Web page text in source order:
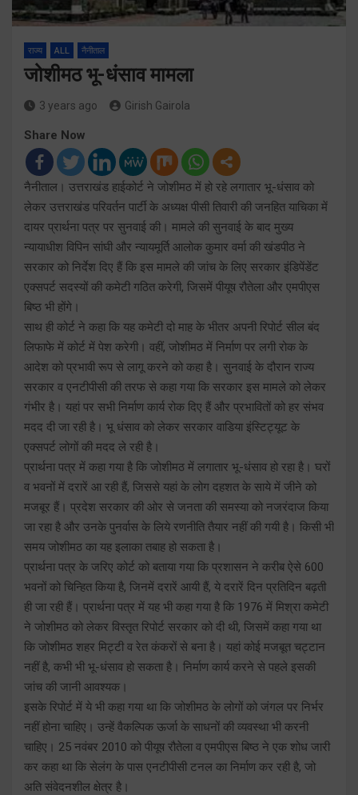
राज्य ALL नैनीताल
जोशीमठ भू-धंसाव मामला
3 years ago Girish Gairola
Share Now
नैनीताल। उत्तराखंड हाईकोर्ट ने जोशीमठ में हो रहे लगातार भू-धंसाव को
लेकर उत्तराखंड परिवर्तन पार्टी के अध्यक्ष पीसी तिवारी की जनहित याचिका में
दायर प्रार्थना पत्र पर सुनवाई की। मामले की सुनवाई के बाद मुख्य
न्यायाधीश विपिन सांघी और न्यायमूर्ति आलोक कुमार वर्मा की खंडपीठ ने
सरकार को निर्देश दिए हैं कि इस मामले की जांच के लिए सरकार इंडिपेंडेंट
एक्सपर्ट सदस्यों की कमेटी गठित करेगी, जिसमें पीयूष रौतेला और एमपीएस
बिष्ठ भी होंगे।
साथ ही कोर्ट ने कहा कि यह कमेटी दो माह के भीतर अपनी रिपोर्ट सील बंद
लिफाफे में कोर्ट में पेश करेगी। वहीं, जोशीमठ में निर्माण पर लगी रोक के
आदेश को प्रभावी रूप से लागू करने को कहा है। सुनवाई के दौरान राज्य
सरकार व एनटीपीसी की तरफ से कहा गया कि सरकार इस मामले को लेकर
गंभीर है। यहां पर सभी निर्माण कार्य रोक दिए हैं और प्रभावितों को हर संभव
मदद दी जा रही है। भू धंसाव को लेकर सरकार वाडिया इंस्टिट्यूट के
एक्सपर्ट लोगों की मदद ले रही है।
प्रार्थना पत्र में कहा गया है कि जोशीमठ में लगातार भू-धंसाव हो रहा है। घरों
व भवनों में दरारें आ रही हैं, जिससे यहां के लोग दहशत के साये में जीने को
मजबूर हैं। प्रदेश सरकार की ओर से जनता की समस्या को नजरंदाज किया
जा रहा है और उनके पुनर्वास के लिये रणनीति तैयार नहीं की गयी है। किसी भी
समय जोशीमठ का यह इलाका तबाह हो सकता है।
प्रार्थना पत्र के जरिए कोर्ट को बताया गया कि प्रशासन ने करीब ऐसे 600
भवनों को चिन्हित किया है, जिनमें दरारें आयी हैं, ये दरारें दिन प्रतिदिन बढ़ती
ही जा रही हैं। प्रार्थना पत्र में यह भी कहा गया है कि 1976 में मिश्रा कमेटी
ने जोशीमठ को लेकर विस्तृत रिपोर्ट सरकार को दी थी, जिसमें कहा गया था
कि जोशीमठ शहर मिट्टी व रेत कंकरों से बना है। यहां कोई मजबूत चट्टान
नहीं है, कभी भी भू-धंसाव हो सकता है। निर्माण कार्य करने से पहले इसकी
जांच की जानी आवश्यक।
इसके रिपोर्ट में ये भी कहा गया था कि जोशीमठ के लोगों को जंगल पर निर्भर
नहीं होना चाहिए। उन्हें वैकल्पिक ऊर्जा के साधनों की व्यवस्था भी करनी
चाहिए। 25 नवंबर 2010 को पीयूष रौतेला व एमपीएस बिष्ठ ने एक शोध जारी
कर कहा था कि सेलंग के पास एनटीपीसी टनल का निर्माण कर रही है, जो
अति संवेदनशील क्षेत्र है।